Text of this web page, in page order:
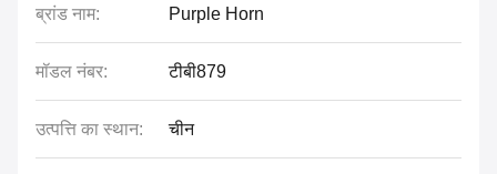
ब्रांड नाम: Purple Horn
मॉडल नंबर: टीबी879
उत्पत्ति का स्थान: चीन